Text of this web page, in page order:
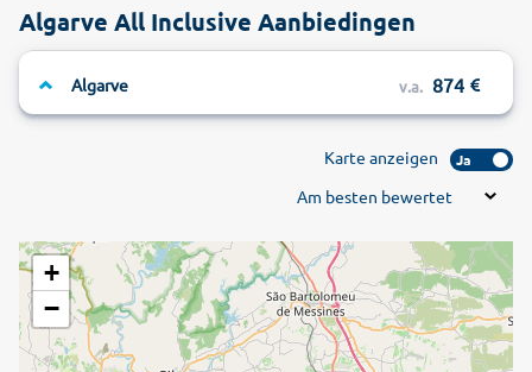
Algarve All Inclusive Aanbiedingen
Algarve v.a. 874
Karte anzeigen Ja
Am besten bewertet
+
−